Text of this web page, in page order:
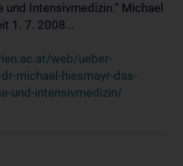
Intensivmedizin.“ Michael
1. 7. 2008...
web/ueber-
michael-hiesmayr-das-
und-intensivmedizin/